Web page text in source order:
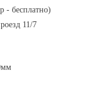
- бесплатно)
11/7